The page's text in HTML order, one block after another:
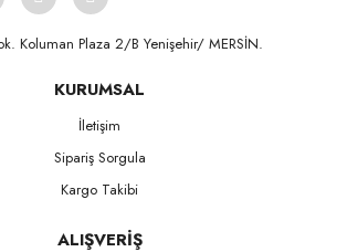
ㅤㅤㅤㅤㅤㅤㅤㅤㅤㅤㅤㅤㅤㅤㅤㅤㅤㅤㅤㅤㅤㅤㅤㅤㅤㅤㅤㅤㅤㅤㅤㅤㅤㅤㅤ ㅤㅤㅤㅤㅤㅤㅤㅤㅤㅤ
KURUMSAL
İletişim
Sipariş Sorgula
Kargo Takibi
ALIŞVERİŞ